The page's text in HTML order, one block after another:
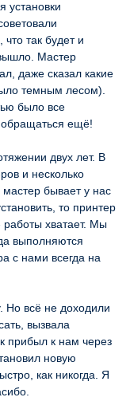
установки
так будет и
Мастер
даже сказал какие
темным лесом).
было все
ещё!
двух лет. В
и несколько
бывает у нас
то принтер
работы хватает. Мы
выполняются
с нами всегда на
Но всё не доходили
вызвала
прибыл к нам через
новую
как никогда. Я